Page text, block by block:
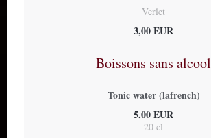
Verlet
3,00 EUR
Boissons sans alcool
Tonic water (lafrench)
5,00 EUR
20 cl